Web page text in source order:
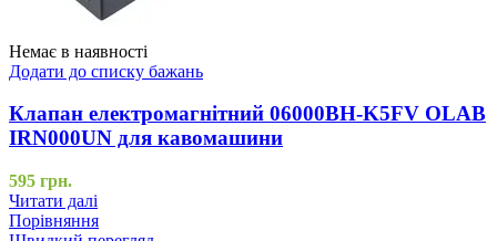
Немає в наявності
Додати до списку бажань
Клапан електромагнітний 06000BH-K5FV OLAB
IRN000UN для кавомашини
595 грн.
Читати далі
Порівняння